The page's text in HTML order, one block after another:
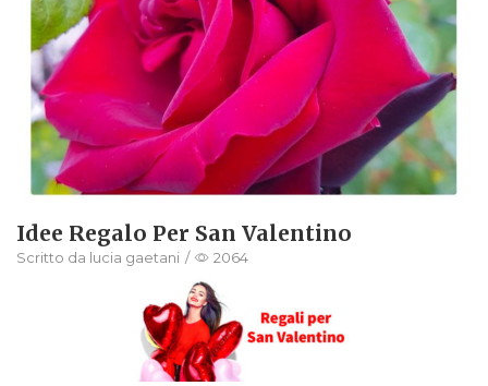
Idee Regalo Per San Valentino
Scritto da lucia gaetani / 2064